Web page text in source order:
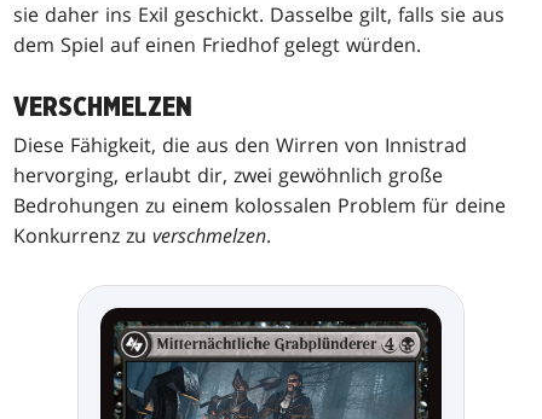
sie daher ins Exil geschickt. Dasselbe gilt, falls sie aus
dem Spiel auf einen Friedhof gelegt würden.
VERSCHMELZEN
Diese Fähigkeit, die aus den Wirren von Innistrad
hervorging, erlaubt dir, zwei gewöhnlich große
Bedrohungen zu einem kolossalen Problem für deine
Konkurrenz zuverschmelzen.